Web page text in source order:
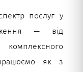
послуг у
— від
як з